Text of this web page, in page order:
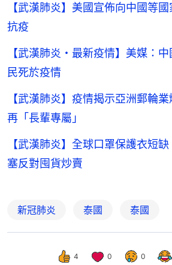
【武漢肺炎】美國宣佈向中國等
抗疫
【武漢肺炎・最新疫情】美媒：
民死於疫情
【武漢肺炎】疫情揭示亞洲郵輪
再「長輩專屬」
【武漢肺炎】全球口罩保護衣短
塞反對囤貨炒賣
新冠肺炎 泰國 泰國
4 0 0